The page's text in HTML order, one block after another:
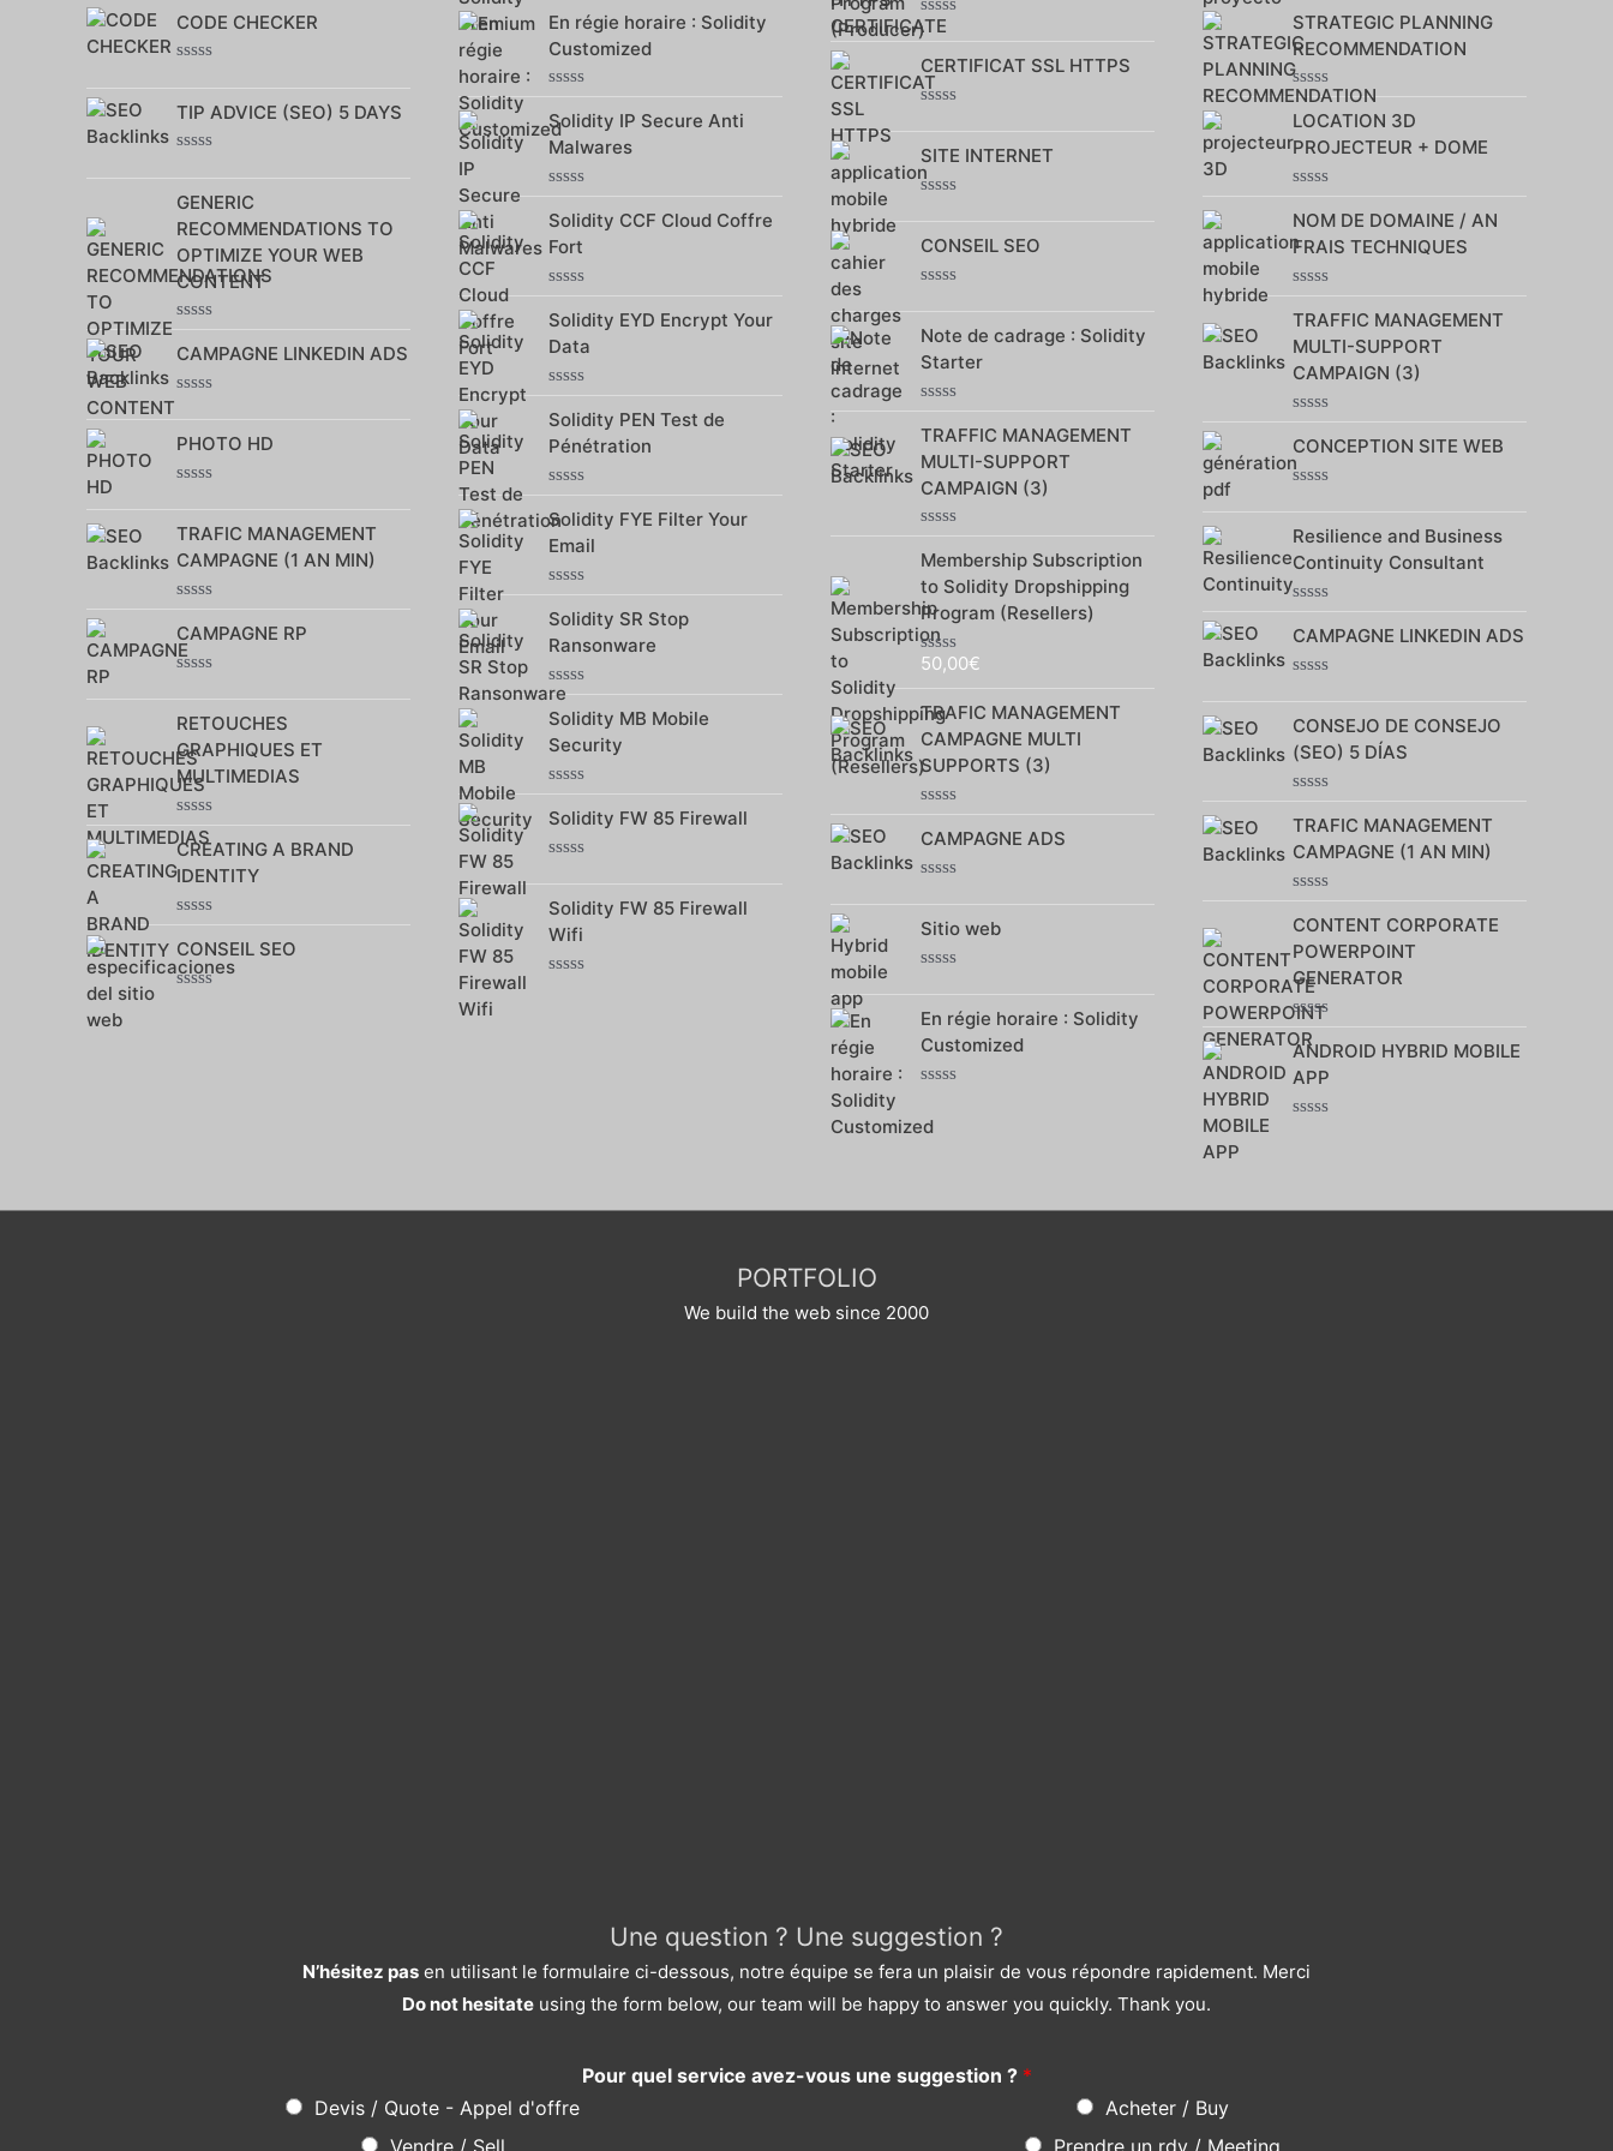
0
5
CODE CHECKER
sur
TIP ADVICE (SEO) 5 DAYS
sur
5
GENERIC
RECOMMENDATIONS TO
OPTIMIZE YOUR WEB
CONTENT
0
5
CAMPAGNE LINKEDIN ADS
sur
PHOTO HD
sur
5
TRAFIC MANAGEMENT
CAMPAGNE (1 AN MIN)
0
sur
5
CAMPAGNE RP
sur
5
RETOUCHES
GRAPHIQUES ET
MULTIMEDIAS
Note
0
sur
5
CREATING A BRAND
IDENTITY
0
sur
5
CONSEIL SEO
0
sur
5
En régie horaire : Solidity
Customized
0
sur
5
Solidity IP Secure Anti
Malwares
0
sur
5
Solidity CCF Cloud Coffre
Fort
0
sur
5
Solidity EYD Encrypt Your
Data
0
sur
5
Solidity PEN Test de
Pénétration
0
sur
5
Solidity FYE Filter Your
Email
0
sur
5
Solidity SR Stop
Ransonware
Note
0
sur
5
Solidity MB Mobile
Security
0
5
Solidity FW 85 Firewall
sur
5
Solidity FW 85 Firewall
Wifi
Note
sur
5
CERTIFICAT SSL HTTPS
sur
5
SITE INTERNET
sur
CONSEIL SEO
sur
5
Note de cadrage : Solidity
Starter
0
sur
5
TRAFFIC MANAGEMENT
MULTI-SUPPORT
CAMPAIGN (3)
0
sur
5
Membership Subscription
to Solidity Dropshipping
Program (Resellers)
Note
sur
5
50,00€
TRAFIC MANAGEMENT
CAMPAGNE MULTI
SUPPORTS (3)
0
5
CAMPAGNE ADS
sur
Sitio web
sur
5
En régie horaire : Solidity
Customized
0
sur
0
sur
5
STRATEGIC PLANNING
RECOMMENDATION
Note
0
sur
5
LOCATION 3D
PROJECTEUR + DOME
0
sur
5
NOM DE DOMAINE / AN
FRAIS TECHNIQUES
0
sur
5
TRAFFIC MANAGEMENT
MULTI-SUPPORT
CAMPAIGN (3)
0
sur
5
CONCEPTION SITE WEB
sur
5
Resilience and Business
Continuity Consultant
0
5
CAMPAGNE LINKEDIN ADS
sur
5
CONSEJO DE CONSEJO
(SEO) 5 DÍAS
0
sur
5
TRAFIC MANAGEMENT
CAMPAGNE (1 AN MIN)
0
sur
5
CONTENT CORPORATE
POWERPOINT
GENERATOR
Note
0
sur
5
ANDROID HYBRID MOBILE
APP
PORTFOLIO
We build the web since 2000
Une question ? Une suggestion ?
N’hésitez pas en utilisant le formulaire ci-dessous, notre équipe se fera un plaisir de vous répondre rapidement. Merci
Do not hesitate using the form below, our team will be happy to answer you quickly. Thank you.
Pour quel service avez-vous une suggestion ? *
Devis / Quote - Appel d'offre
Acheter / Buy